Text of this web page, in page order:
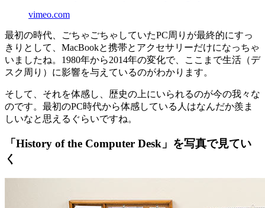
vimeo.com
最初の時代、ごちゃごちゃしていたPC周りが最終的にすっ
きりとして、MacBookと携帯とアクセサリーだけになっちゃ
いましたね。1980年から2014年の変化で、ここまで生活（デ
スク周り）に影響を与えているのがわかります。
そして、それを体感し、歴史の上にいられるのが今の我々な
のです。最初のPC時代から体感している人はなんだか羨ま
しいなと思えるぐらいですね。
「History of the Computer Desk」を写真で見てい
く